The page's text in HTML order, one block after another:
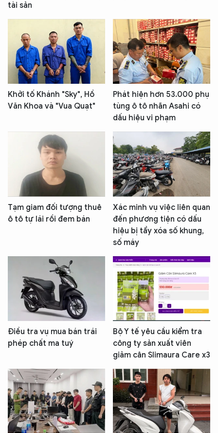
tài sản
Khởi tố Khánh "Sky", Hồ
Văn Khoa và "Vua Quạt"
Phát hiện hơn 53.000 phụ
tùng ô tô nhãn Asahi có
dấu hiệu vi phạm
Tạm giam đối tượng thuê
ô tô tự lái rồi đem bán
Xác minh vụ việc liên quan
đến phương tiện có dấu
hiệu bị tẩy xóa số khung,
số máy
Điều tra vụ mua bán trái
phép chất ma tuý
Bộ Y tế yêu cầu kiểm tra
công ty sản xuất viên
giảm cân Slimaura Care x3